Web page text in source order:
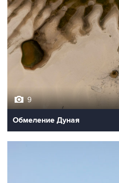
9
Обмеление Дуная